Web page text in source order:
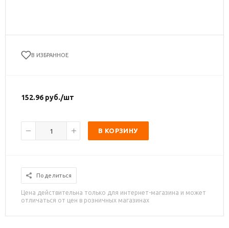
В ИЗБРАННОЕ
152.96 руб./шт
В КОРЗИНУ
Поделиться
Цена действительна только для интернет-магазина и может
отличаться от цен в розничных магазинах